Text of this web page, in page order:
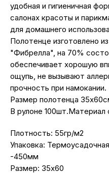
удобная и гигиеничная
салонах красоты и
для домашнего
Полотенце изготовлено
"Фибрелла", на 70%
обеспечивает хорошую
ощупь, не вызывают
прочность при намокании.
Размер полотенца
В рулоне 100шт.Материал
Плотность: 55гр/м2
Упаковка:
-450мм
Размер: 35х60